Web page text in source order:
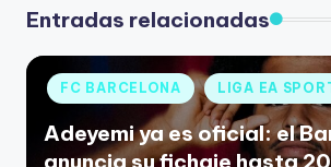
Entradas relacionadas
FC BARCELONA LIGA EA
Adeyemi ya es oficial: el